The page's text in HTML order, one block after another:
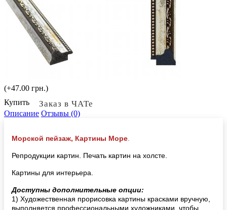
(+47.00 грн.)
Купить
Заказ в ЧАТе
Описание Отзывы (0)
Морской пейзаж, Картины Море
Репродукции картин. Печать картин на холсте.
Картины для интерьера.
Доступны дополнительные опции:
1) Художественная прорисовка картины красками вручную,
выполняется профессиональными художниками, чтобы